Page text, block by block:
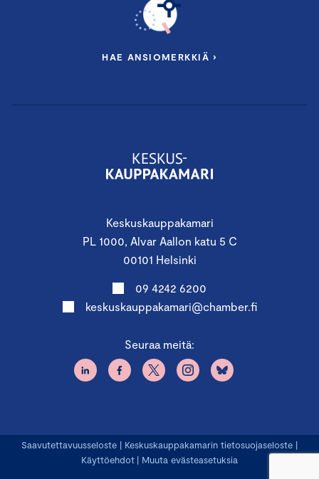
Keskuskauppakamari
PL 1000, Alvar Aallon katu 5 C
00101 Helsinki
09 4242 6200
keskuskauppakamari@chamber.fi
Seuraa meitä:
HAE ANSIOMERKKIÄ ›
Saavutettavuusseloste | Keskuskauppakamarin tietosuojaseloste |
Käyttöehdot | Muuta evästeasetuksia